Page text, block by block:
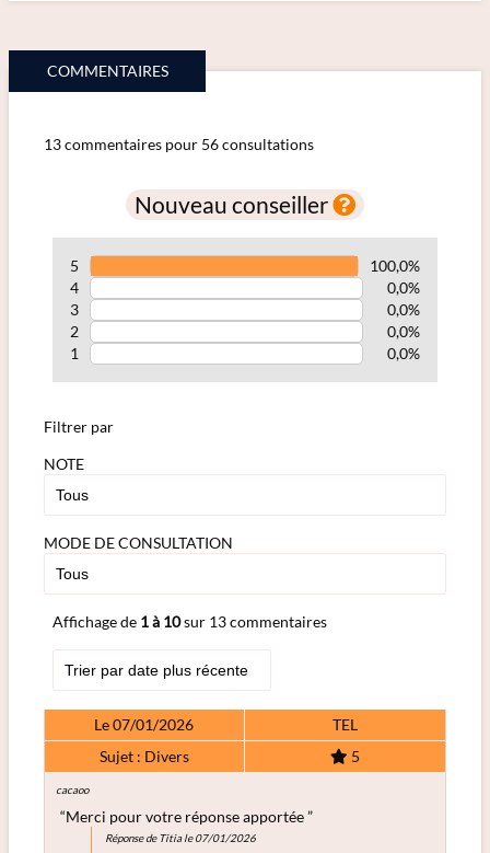
COMMENTAIRES
13 commentaires pour 56 consultations
Nouveau conseiller
5
100,0%
4
0,0%
3
0,0%
2
0,0%
1
0,0%
Filtrer par
NOTE
MODE DE CONSULTATION
Affichage de 1 à 10sur 13 commentaires
Le 07/01/2026
TEL
Sujet : Divers
5
cacaoo
“Merci pour votre réponse apportée ”
Réponse de Titia le 07/01/2026